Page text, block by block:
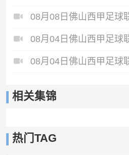
相关集锦
热门TAG